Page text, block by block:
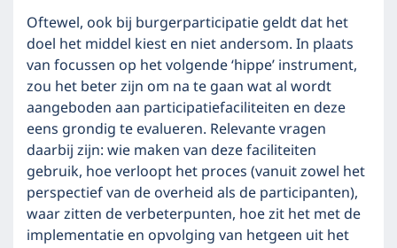
Oftewel, ook bij burgerparticipatie geldt dat het
doel het middel kiest en niet andersom. In plaats
van focussen op het volgende ‘hippe’ instrument,
zou het beter zijn om na te gaan wat al wordt
aangeboden aan participatiefaciliteiten en deze
eens grondig te evalueren. Relevante vragen
daarbij zijn: wie maken van deze faciliteiten
gebruik, hoe verloopt het proces (vanuit zowel het
perspectief van de overheid als de participanten),
waar zitten de verbeterpunten, hoe zit het met de
implementatie en opvolging van hetgeen uit het